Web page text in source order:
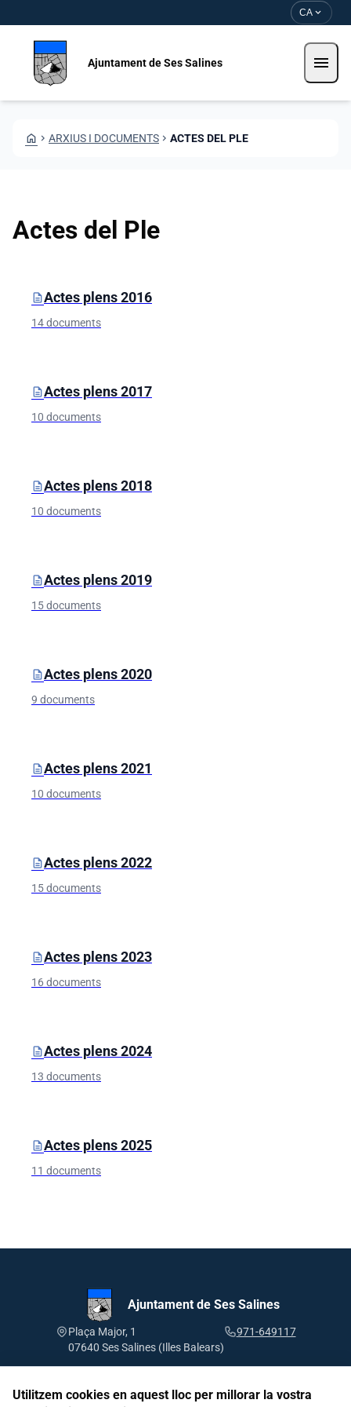
CA expand_more
Ajuntament de Ses Salines menu
HOME CHEVRON_RIGHT ARXIUS I DOCUMENTS CHEVRON_RIGHT ACTES DEL PLE
Actes del Ple
descriptionActes plens 2016
14 documents
descriptionActes plens 2017
10 documents
descriptionActes plens 2018
10 documents
descriptionActes plens 2019
15 documents
descriptionActes plens 2020
9 documents
descriptionActes plens 2021
10 documents
descriptionActes plens 2022
15 documents
descriptionActes plens 2023
16 documents
descriptionActes plens 2024
13 documents
descriptionActes plens 2025
11 documents
Ajuntament de Ses Salines
Plaça Major, 1
07640 Ses Salines (Illes Balears)
971-649117
Utilitzem cookies en aquest lloc per millorar la vostra